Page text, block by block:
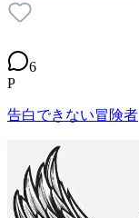
6
P
告白できない冒険者